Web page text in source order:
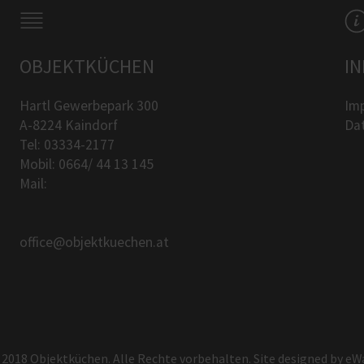
OBJEKTKÜCHEN
Hartl Gewerbepark 300
A-8224 Kaindorf
Tel: 03334-2177
Mobil: 0664/ 44 13 145
Mail:
office@objektkuechen.at
Objektküchen. Alle Rechte vorbehalten. Site designed by